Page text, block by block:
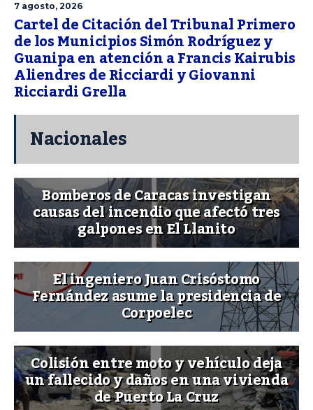
7 agosto, 2026
Cartel de Citación del Tribunal Primero
de los Municipios Simón Rodríguez y
Guanipa en atención a Francis Kairubis
Aliendres de Ricciardi y Giovanni
Ricciardi Grella
Nacionales
Bomberos de Caracas investigan
causas del incendio que afectó tres
galpones en El Llanito
El ingeniero Juan Crisóstomo
Fernández asume la presidencia de
Corpoelec
Colisión entre moto y vehículo deja
un fallecido y daños en una vivienda
de Puerto La Cruz